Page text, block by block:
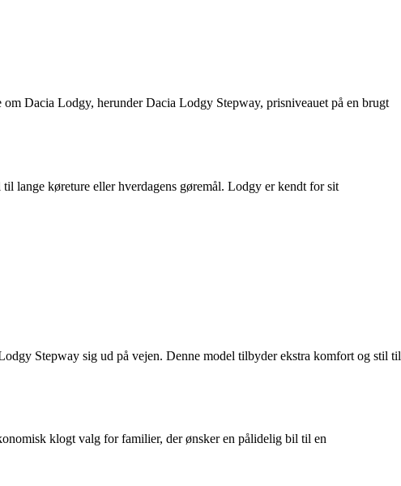
Dacia Lodgy, herunder Dacia Lodgy Stepway, prisniveauet på en brugt
lange køreture eller hverdagens gøremål. Lodgy er kendt for sit
Stepway sig ud på vejen. Denne model tilbyder ekstra komfort og stil til
klogt valg for familier, der ønsker en pålidelig bil til en